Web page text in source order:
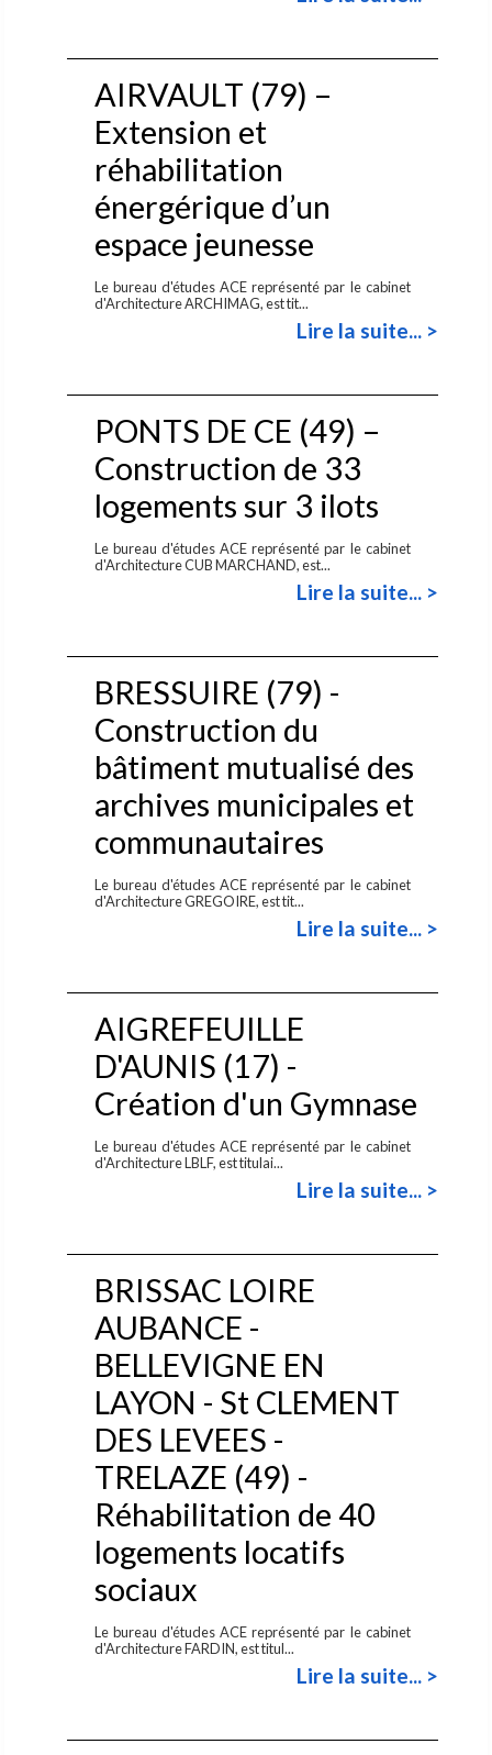
AIRVAULT (79) –
Extension et
réhabilitation
énergérique d’un
espace jeunesse
Le bureau d'études ACE représenté par le cabinet
d'Architecture ARCHIMAG, est tit...
Lire la suite... >
PONTS DE CE (49) –
Construction de 33
logements sur 3 ilots
Le bureau d'études ACE représenté par le cabinet
d'Architecture CUB MARCHAND, est...
Lire la suite... >
BRESSUIRE (79) -
Construction du
bâtiment mutualisé des
archives municipales et
communautaires
Le bureau d'études ACE représenté par le cabinet
d'Architecture GREGOIRE, est tit...
Lire la suite... >
AIGREFEUILLE
D'AUNIS (17) -
Création d'un Gymnase
Le bureau d'études ACE représenté par le cabinet
d'Architecture LBLF, est titulai...
Lire la suite... >
BRISSAC LOIRE
AUBANCE -
BELLEVIGNE EN
LAYON - St CLEMENT
DES LEVEES -
TRELAZE (49) -
Réhabilitation de 40
logements locatifs
sociaux
Le bureau d'études ACE représenté par le cabinet
d'Architecture FARDIN, est titul...
Lire la suite... >